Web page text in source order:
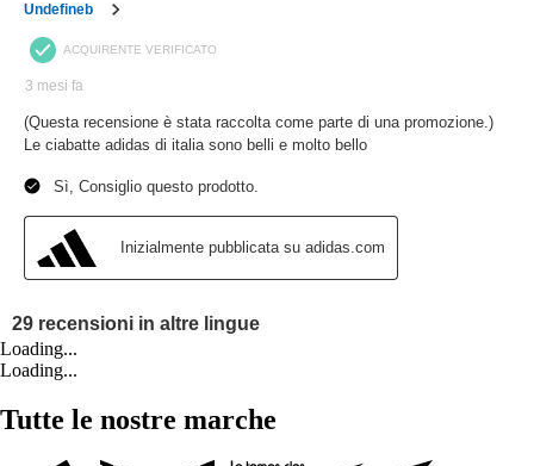
Loading...
Loading...
Tutte le nostre marche